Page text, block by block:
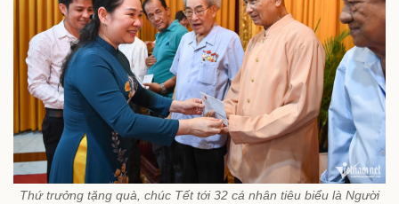
Thứ trưởng tặng quà, chúc Tết tới 32 cá nhân tiêu biểu là Người